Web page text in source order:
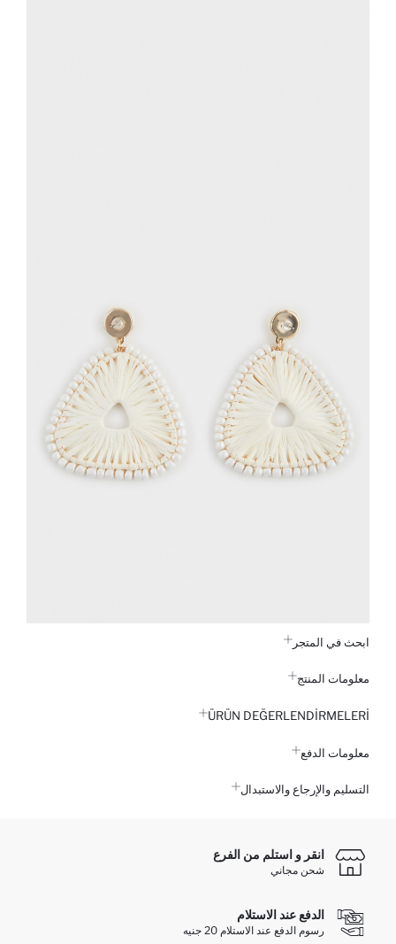
ابحث في المتجر
معلومات المنتج
ÜRÜN DEĞERLENDİRMELERİ
معلومات الدفع
التسليم والإرجاع والاستبدال
انقر و استلم من الفرع
شحن مجاني
الدفع عند الاستلام
رسوم الدفع عند الاستلام 20 جنيه